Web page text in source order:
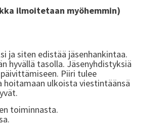
ilmoitetaan myöhemmin)
ja siten edistää jäsenhankintaa.
hyvällä tasolla. Jäsenyhdistyksiä
Piiri tulee
hoitamaan ulkoista viestintäänsä
toiminnasta.